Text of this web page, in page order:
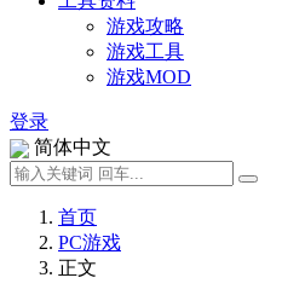
游戏攻略
游戏工具
游戏MOD
登录
简体中文
首页
PC游戏
正文